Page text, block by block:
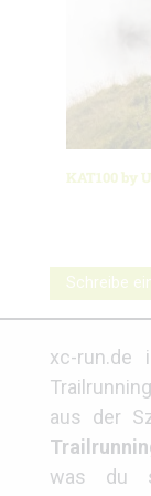
KAT100 by
Schreibe
xc-run.de
aus der
was du